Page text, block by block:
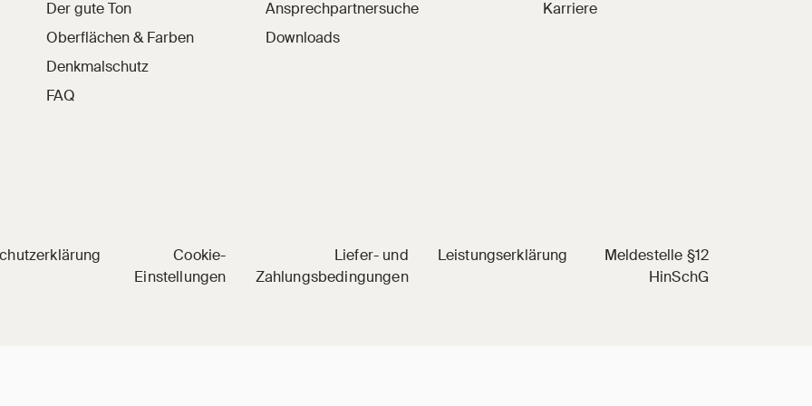
Der gute Ton
Oberflächen & Farben
Denkmalschutz
FAQ
Ansprechpartnersuche
Downloads
Karriere
Media
YouTubeauf Pinterest
Cookie-
Einstellungen
Liefer- und
Zahlungsbedingungen
Leistungserklärung
Meldestelle §12
HinSchG